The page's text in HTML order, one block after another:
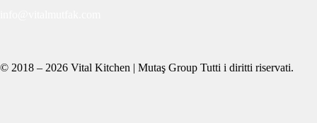
© 2018 – 2026 Vital Kitchen | Mutaş Group Tutti i diritti riservati.